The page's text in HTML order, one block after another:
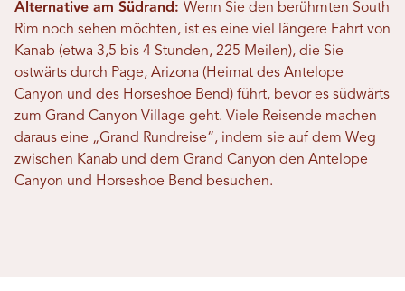
Alternative am Südrand: Wenn Sie den berühmten South
Rim noch sehen möchten, ist es eine viel längere Fahrt von
Kanab (etwa 3,5 bis 4 Stunden, 225 Meilen), die Sie
ostwärts durch Page, Arizona (Heimat des Antelope
Canyon und des Horseshoe Bend) führt, bevor es südwärts
zum Grand Canyon Village geht. Viele Reisende machen
daraus eine „Grand Rundreise“, indem sie auf dem Weg
zwischen Kanab und dem Grand Canyon den Antelope
Canyon und Horseshoe Bend besuchen.